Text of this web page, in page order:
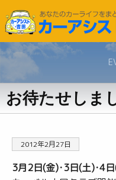
お待たせしま
2012年2月27日
3月2日(金)･3日(土)･4